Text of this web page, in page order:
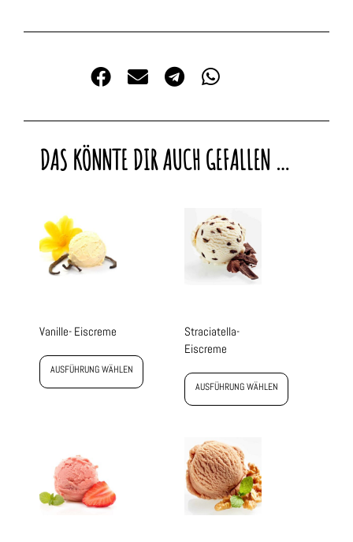
DAS KÖNNTE DIR AUCH GEFALLEN …
Vanille- Eiscreme
AUSFÜHRUNG WÄHLEN
Straciatella-
Eiscreme
AUSFÜHRUNG WÄHLEN